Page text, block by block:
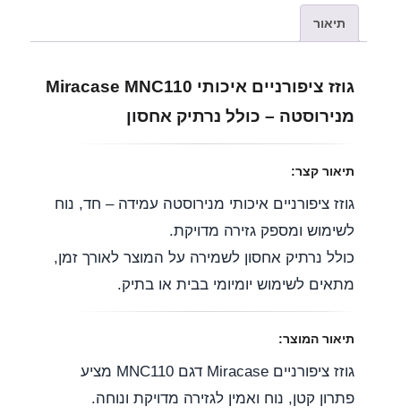
h
a
p
p
c
k
l
m
תיאור
גוזז ציפורניים איכותי Miracase MNC110
מנירוסטה – כולל נרתיק אחסון
תיאור קצר:
גוזז ציפורניים איכותי מנירוסטה עמידה – חד, נוח
לשימוש ומספק גזירה מדויקת.
כולל נרתיק אחסון לשמירה על המוצר לאורך זמן,
מתאים לשימוש יומיומי בבית או בתיק.
תיאור המוצר:
גוזז ציפורניים Miracase דגם MNC110 מציע
פתרון קטן, נוח ואמין לגזירה מדויקת ונוחה.